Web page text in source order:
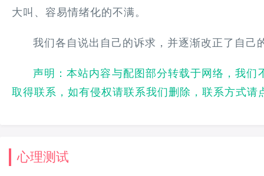
大叫、容易情绪化的不满。
我们各自说出自己的诉求，并逐渐改正了自己
声明：本站内容与配图部分转载于网络，我
取得联系，如有侵权请联系我们删除，联系方式请
心理测试